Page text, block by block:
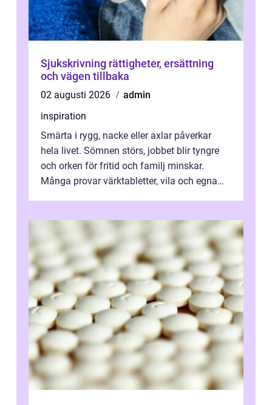
Sjukskrivning rättigheter, ersättning
och vägen tillbaka
02 augusti 2026
admin
inspiration
Smärta i rygg, nacke eller axlar påverkar
hela livet. Sömnen störs, jobbet blir tyngre
och orken för fritid och familj minskar.
Många provar värktabletter, vila och egna